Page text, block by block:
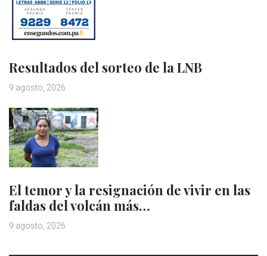
Resultados del sorteo de la LNB
9 agosto, 2026
El temor y la resignación de vivir en las
faldas del volcán más…
9 agosto, 2026